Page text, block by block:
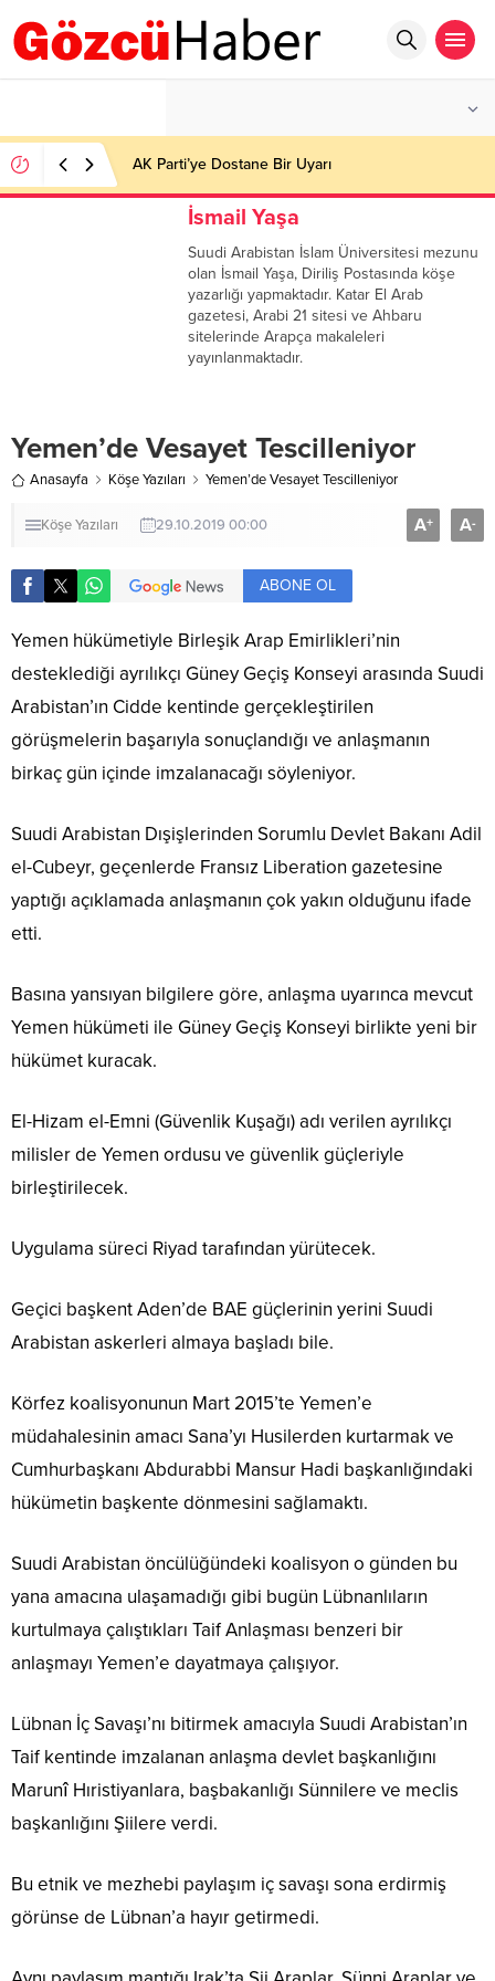
AK Parti’ye Dostane Bir Uyarı
İsmail Yaşa
Suudi Arabistan İslam Üniversitesi mezunu
olan İsmail Yaşa, Diriliş Postasında köşe
yazarlığı yapmaktadır. Katar El Arab
gazetesi, Arabi 21 sitesi ve Ahbaru
sitelerinde Arapça makaleleri
yayınlanmaktadır.
Yemen’de Vesayet Tescilleniyor
Anasayfa Köşe Yazıları Yemen’de Vesayet Tescilleniyor
Köşe Yazıları 29.10.2019 00:00 A+ A-
ABONE OL
Yemen hükümetiyle Birleşik Arap Emirlikleri’nin
desteklediği ayrılıkçı Güney Geçiş Konseyi arasında Suudi
Arabistan’ın Cidde kentinde gerçekleştirilen
görüşmelerin başarıyla sonuçlandığı ve anlaşmanın
birkaç gün içinde imzalanacağı söyleniyor.
Suudi Arabistan Dışişlerinden Sorumlu Devlet Bakanı Adil
el-Cubeyr, geçenlerde Fransız Liberation gazetesine
yaptığı açıklamada anlaşmanın çok yakın olduğunu ifade
etti.
Basına yansıyan bilgilere göre, anlaşma uyarınca mevcut
Yemen hükümeti ile Güney Geçiş Konseyi birlikte yeni bir
hükümet kuracak.
El-Hizam el-Emni (Güvenlik Kuşağı) adı verilen ayrılıkçı
milisler de Yemen ordusu ve güvenlik güçleriyle
birleştirilecek.
Uygulama süreci Riyad tarafından yürütecek.
Geçici başkent Aden’de BAE güçlerinin yerini Suudi
Arabistan askerleri almaya başladı bile.
Körfez koalisyonunun Mart 2015’te Yemen’e
müdahalesinin amacı Sana’yı Husilerden kurtarmak ve
Cumhurbaşkanı Abdurabbi Mansur Hadi başkanlığındaki
hükümetin başkente dönmesini sağlamaktı.
Suudi Arabistan öncülüğündeki koalisyon o günden bu
yana amacına ulaşamadığı gibi bugün Lübnanlıların
kurtulmaya çalıştıkları Taif Anlaşması benzeri bir
anlaşmayı Yemen’e dayatmaya çalışıyor.
Lübnan İç Savaşı’nı bitirmek amacıyla Suudi Arabistan’ın
Taif kentinde imzalanan anlaşma devlet başkanlığını
Marunî Hıristiyanlara, başbakanlığı Sünnilere ve meclis
başkanlığını Şiilere verdi.
Bu etnik ve mezhebi paylaşım iç savaşı sona erdirmiş
görünse de Lübnan’a hayır getirmedi.